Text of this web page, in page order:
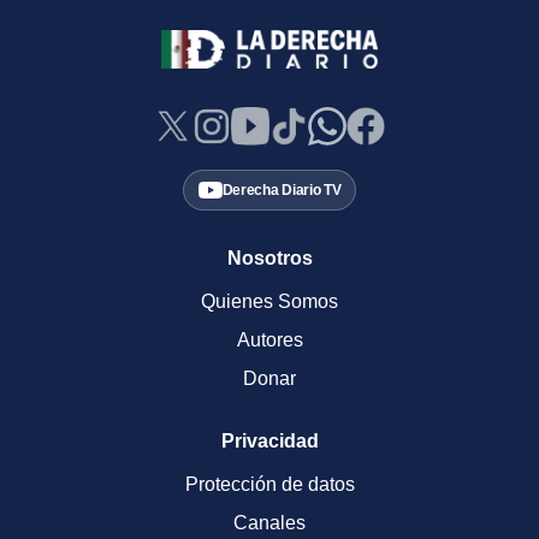
Derecha Diario TV
Nosotros
Quienes Somos
Autores
Donar
Privacidad
Protección de datos
Canales